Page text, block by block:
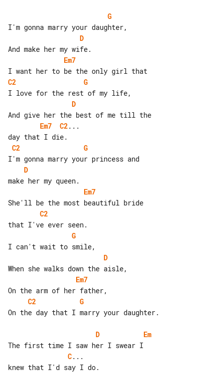
G
D
Em7
C2
G
D
Em7
C2...
C2
G
D
Em7
C2
G
D
Em7
C2
G
On the day that I marry your daughter.
D
Em
C...
knew that I'd say I do.